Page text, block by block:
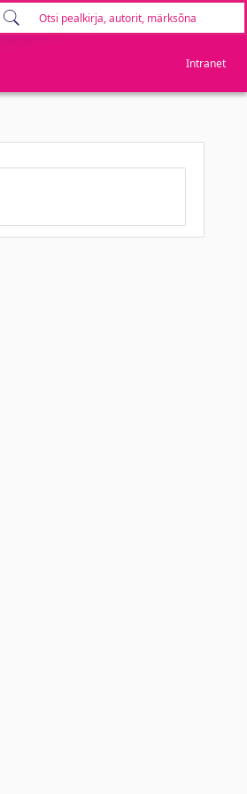
Intranet